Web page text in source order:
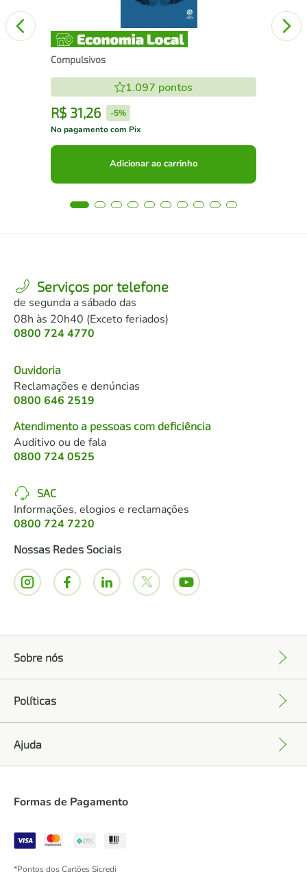
Compulsivos
1.097 pontos
R$ 31,26 -5%
No pagamento com Pix
Adicionar ao carrinho
Serviços por telefone
de segunda a sábado das
08h às 20h40 (Exceto feriados)
0800 724 4770
Ouvidoria
Reclamações e denúncias
0800 646 2519
Atendimento a pessoas com deficiência
Auditivo ou de fala
0800 724 0525
SAC
Informações, elogios e reclamações
0800 724 7220
Nossas Redes Sociais
Sobre nós
Políticas
Ajuda
Formas de Pagamento
*Pontos dos Cartões Sicredi